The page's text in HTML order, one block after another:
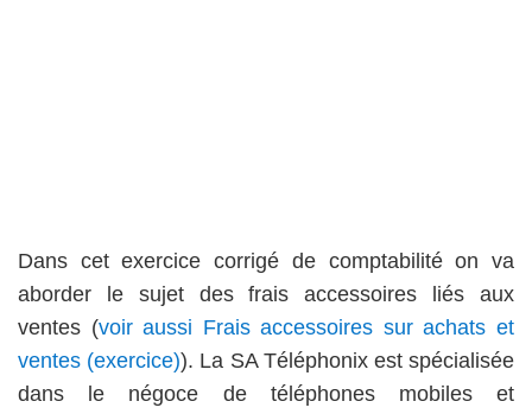
Dans cet exercice corrigé de comptabilité on va
aborder le sujet des frais accessoires liés aux
ventes (voir aussi Frais accessoires sur achats et
ventes (exercice)). La SA Téléphonix est spécialisée
dans le négoce de téléphones mobiles et